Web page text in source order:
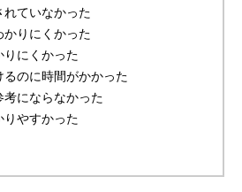
れていなかった
かりにくかった
りにくかった
るのに時間がかかった
にならなかった
りやすかった